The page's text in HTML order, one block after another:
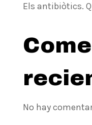
Els antibiòtics.
No hay